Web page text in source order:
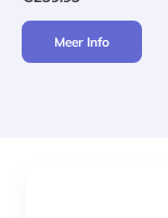
Meer Info